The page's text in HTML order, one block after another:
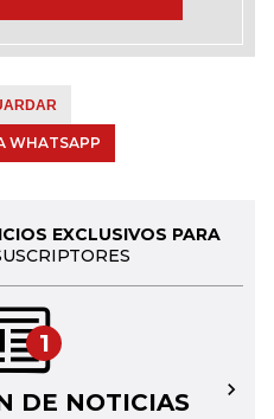
WHATSAPP
EXCLUSIVOS PARA
1
DE NOTICIAS →